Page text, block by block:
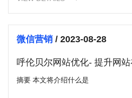
微信营销/ 2023-08-28
呼伦贝尔网站优化- 提升网
光度和排名
摘要 本文将介绍什么是